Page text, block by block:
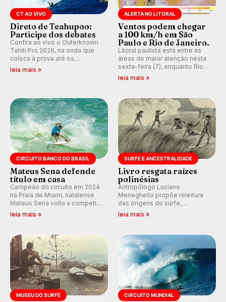
CT AO VIVO
Direto de Teahupoo:
Participe dos debates
Confira ao vivo o Outerknown
Tahiti Pro 2026, na onda que
coloca à prova até os
melhores surfistas do mundo.
etapas da WSL.
leia mais »
ALERTA NO LITORAL
Ventos podem chegar
a 100 km/h em São
Paulo e Rio de Janeiro.
Litoral paulista está entre as
áreas de maior atenção nesta
sexta-feira (7), enquanto Rio
de Janeiro também recebe
km/h em Itanhaém.
leia mais »
CIRCUITO BANCO DO BRASIL
Mateus Sena defende
título em casa
Campeão do circuito em 2024
na Praia de Miami, natalense
Mateus Sena volta a competir
em casa em busca de manter a
leia mais »
SURFE E ANCESTRALIDADE
Livro resgata raízes
polinésias
Antropólogo Luciano
Meneghello propõe releitura
das origens do surfe,
resgatando a cultura polinésia
prática em esporte e indústria.
leia mais »
MUSEU DO SURFE CIRCUITO MUNDIAL